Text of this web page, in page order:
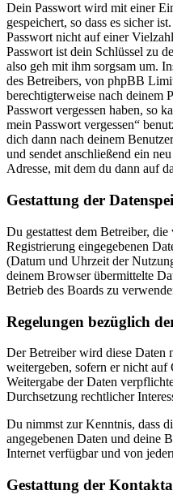
Dein Passwort wird mit einer
gespeichert, so dass es sicher
Passwort nicht auf einer
Passwort ist dein Schlüssel zu
also geh mit ihm sorgsam um.
des Betreibers, von phpBB
berechtigterweise nach deinem
Passwort vergessen haben, so
mein Passwort vergessen“
dich dann nach deinem
und sendet anschließend ein
Adresse, mit dem du dann auf
Gestattung der
Du gestattest dem Betreiber,
Registrierung eingegebenen
(Datum und Uhrzeit der
deinem Browser übermittelte
Betrieb des Boards zu
Regelungen bezüglich
Der Betreiber wird diese Daten
weitergeben, sofern er nicht
Weitergabe der Daten
Durchsetzung rechtlicher
Du nimmst zur Kenntnis, dass
angegebenen Daten und deine
Internet verfügbar und von
Gestattung der